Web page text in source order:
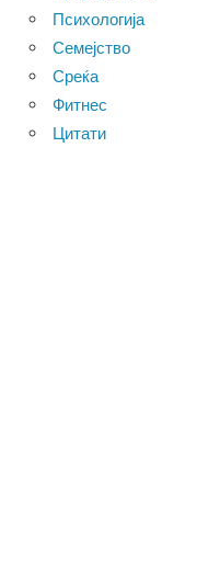
Психологија
Семејство
Среќа
Фитнес
Цитати